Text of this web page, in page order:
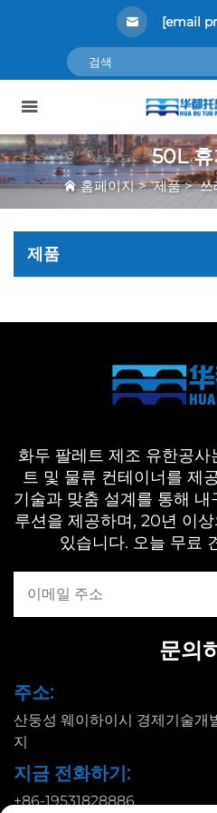
[email
50L
홈페이지>제품>쓰
제품
화두 팔레트 제조 유한공
트 및 물류 컨테이너를 제
기술과 맞춤 설계를 통해
루션을 제공하며, 20년 이
있습니다. 오늘 무료
문의
주소:
산둥성 웨이하이시 경제기술개
지
지금 전화하기:
+86-19531828886